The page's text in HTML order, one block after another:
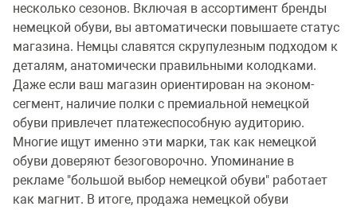
несколько сезонов. Включая в ассортимент бренды
немецкой обуви, вы автоматически повышаете статус
магазина. Немцы славятся скрупулезным подходом к
деталям, анатомически правильными колодками.
Даже если ваш магазин ориентирован на эконом-
сегмент, наличие полки с премиальной немецкой
обуви привлечет платежеспособную аудиторию.
Многие ищут именно эти марки, так как немецкой
обуви доверяют безоговорочно. Упоминание в
рекламе "большой выбор немецкой обуви" работает
как магнит. В итоге, продажа немецкой обуви